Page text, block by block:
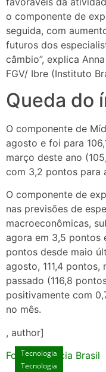
o componente de
seguida, com
futuros dos
câmbio”, explica
FGV/ Ibre (Instituto
Queda do
O componente de
agosto e foi para
março deste ano
com 3,2 pontos para
O componente de
nas previsões de
macroeconômicas,
agora em 3,5 pontos
pontos desde maio
agosto, 111,4
passado (116,8
positivamente com
no mês.
, author]
Fonte: Agencia Brasil
Tecnologia
Tecnologia